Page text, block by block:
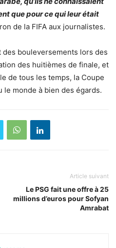
que pour ce qui leur était
de la FIFA aux journalistes.
bouleversements lors des
des huitièmes de finale, et
de tous les temps, la Coupe
le monde à bien des égards.
Article suivant
Le PSG fait une offre à 25
millions d’euros pour Sofyan
Amrabat